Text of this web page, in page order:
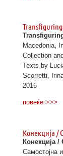
Macedonia,
Collection
Texts by
Scorretti,
2016
повеќе >>>
Конекција /
Конекција
Самостојна